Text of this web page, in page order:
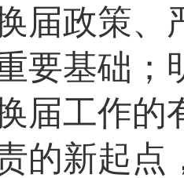
届政策、
要基础；
届工作的
的新起点